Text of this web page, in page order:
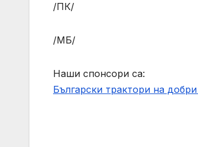
/ПК/
/МБ/
Наши спонсори са:
Български трактори на